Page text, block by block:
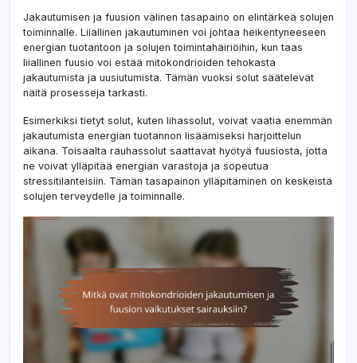
Jakautumisen ja fuusion välinen tasapaino on elintärkeä solujen
toiminnalle. Liiallinen jakautuminen voi johtaa heikentyneeseen
energian tuotantoon ja solujen toimintahäiriöihin, kun taas
liiallinen fuusio voi estää mitokondrioiden tehokasta
jakautumista ja uusiutumista. Tämän vuoksi solut säätelevät
näitä prosesseja tarkasti.
Esimerkiksi tietyt solut, kuten lihassolut, voivat vaatia enemmän
jakautumista energian tuotannon lisäämiseksi harjoittelun
aikana. Toisaalta rauhassolut saattavat hyötyä fuusiosta, jotta
ne voivat ylläpitää energian varastoja ja sopeutua
stressitilanteisiin. Tämän tasapainon ylläpitäminen on keskeistä
solujen terveydelle ja toiminnalle.